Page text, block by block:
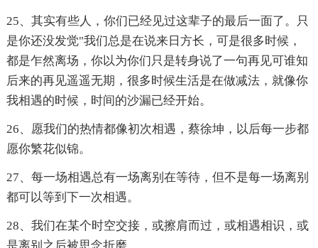
25、其实有些人，你们已经见过这辈子的最后一面了。只
是你还没发觉"我们总是在说来日方长，可是很多时候，
都是乍然离场，你以为你们只是转身说了一句再见可谁知
后来的再见遥遥无期，很多时候生活是在做减法，就像你
我相遇的时候，时间的沙漏已经开始。
26、愿我们的热情都像初次相遇，蔡徐坤，以后每一步都
愿你繁花似锦。
27、每一场相遇总有一场离别在等待，但不是每一场离别
都可以等到下一次相遇。
28、我们在某个时空交接，或擦肩而过，或相遇相识，或
是离别之后被思念折磨。